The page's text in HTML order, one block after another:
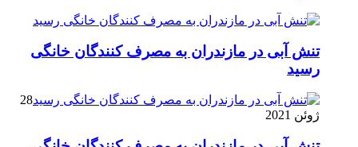
تنش آبی در مازندران به مصرف كنندگان خانگی
رسيد
28
ژوئن 2021